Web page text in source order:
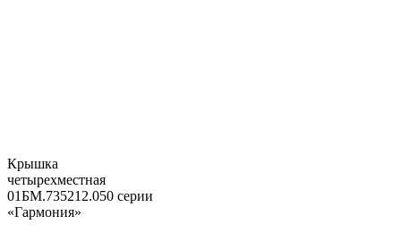
Крышка
четырехместная
01БМ.735212.050 серии
«Гармония»